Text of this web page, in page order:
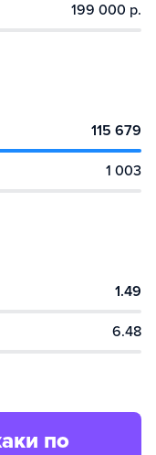
199 000 р.
115 679
1 003
1.49
6.48
по